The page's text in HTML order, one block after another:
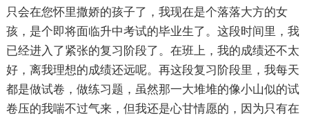
只会在您怀里撒娇的孩子了，我现在是个落落大方的女
孩，是个即将面临升中考试的毕业生了。这段时间里，我
已经进入了紧张的复习阶段了。在班上，我的成绩还不太
好，离我理想的成绩还远呢。再这段复习阶段里，我每天
都是做试卷，做练习题，虽然那一大堆堆的像小山似的试
卷压的我喘不过气来，但我还是心甘情愿的，因为只有在